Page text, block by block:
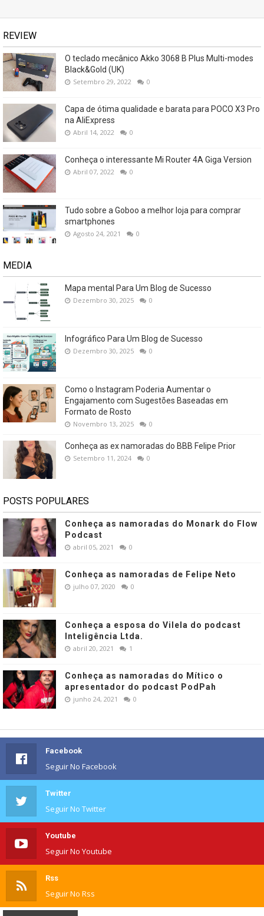
REVIEW
O teclado mecânico Akko 3068 B Plus Multi-modes
Black&Gold (UK)
Setembro 29, 2022 0
Capa de ótima qualidade e barata para POCO X3 Pro
na AliExpress
Abril 14, 2022 0
Conheça o interessante Mi Router 4A Giga Version
Abril 07, 2022 0
Tudo sobre a Goboo a melhor loja para comprar
smartphones
Agosto 24, 2021 0
MEDIA
Mapa mental Para Um Blog de Sucesso
Dezembro 30, 2025 0
Infográfico Para Um Blog de Sucesso
Dezembro 30, 2025 0
Como o Instagram Poderia Aumentar o
Engajamento com Sugestões Baseadas em
Formato de Rosto
Novembro 13, 2025 0
Conheça as ex namoradas do BBB Felipe Prior
Setembro 11, 2024 0
POSTS POPULARES
Conheça as namoradas do Monark do Flow
Podcast
abril 05, 2021 0
Conheça as namoradas de Felipe Neto
julho 07, 2020 0
Conheça a esposa do Vilela do podcast
Inteligência Ltda.
abril 20, 2021 1
Conheça as namoradas do Mítico o
apresentador do podcast PodPah
junho 24, 2021 0
Facebook
Seguir No Facebook
Twitter
Seguir No Twitter
Youtube
Seguir No Youtube
Rss
Seguir No Rss